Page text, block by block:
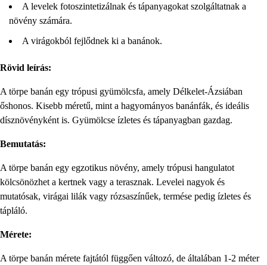
A levelek fotoszintetizálnak és tápanyagokat szolgáltatnak a
növény számára.
A virágokból fejlődnek ki a banánok.
Rövid leírás:
A törpe banán egy trópusi gyümölcsfa, amely Délkelet-Ázsiában
őshonos. Kisebb méretű, mint a hagyományos banánfák, és ideális
dísznövényként is. Gyümölcse ízletes és tápanyagban gazdag.
Bemutatás:
A törpe banán egy egzotikus növény, amely trópusi hangulatot
kölcsönözhet a kertnek vagy a terasznak. Levelei nagyok és
mutatósak, virágai lilák vagy rózsaszínűek, termése pedig ízletes és
tápláló.
Mérete:
A törpe banán mérete fajtától függően változó, de általában 1-2 méter